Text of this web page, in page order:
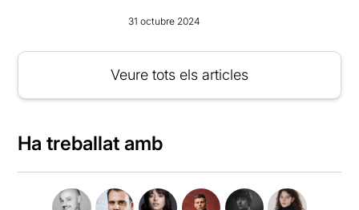
31 octubre 2024
Veure tots els articles
Ha treballat amb